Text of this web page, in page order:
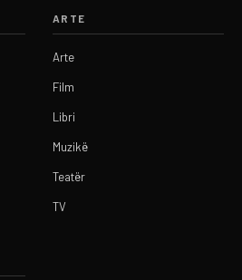
ARTE
Arte
Film
Libri
Muzikë
Teatër
TV